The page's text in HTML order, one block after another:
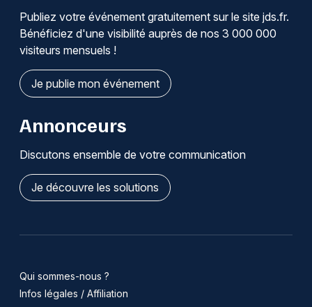
Publiez votre événement gratuitement sur le site jds.fr.
Bénéficiez d'une visibilité auprès de nos 3 000 000
visiteurs mensuels !
Je publie mon événement
Annonceurs
Discutons ensemble de votre communication
Je découvre les solutions
Qui sommes-nous ?
Infos légales / Affiliation